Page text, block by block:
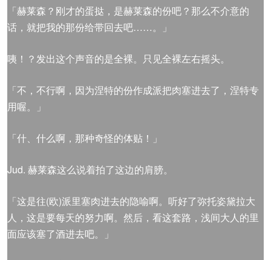
「赫莱森？刚才的蛋挞，是赫莱森的份吧？那么不介意的
话，就把我的那份给带回去吧……。」
咦！？发出这个声音的是全裸。只见全裸左右摇头。
「不，不行啊，因为涅特的份作成派把肉塞进去了，涅特专
用喔。」
「什、什么啊，那种奇怪的体贴！」
Jud. 赫莱森这么说着拍了这边的肩膀。
「这是往(欧)派里塞肉进去的隐喻啊。听好了弥托姿黛拉大
人，这是要每天的努力啊。然后，看这套路，浅间大人的里
面应该塞了酒进去吧。」